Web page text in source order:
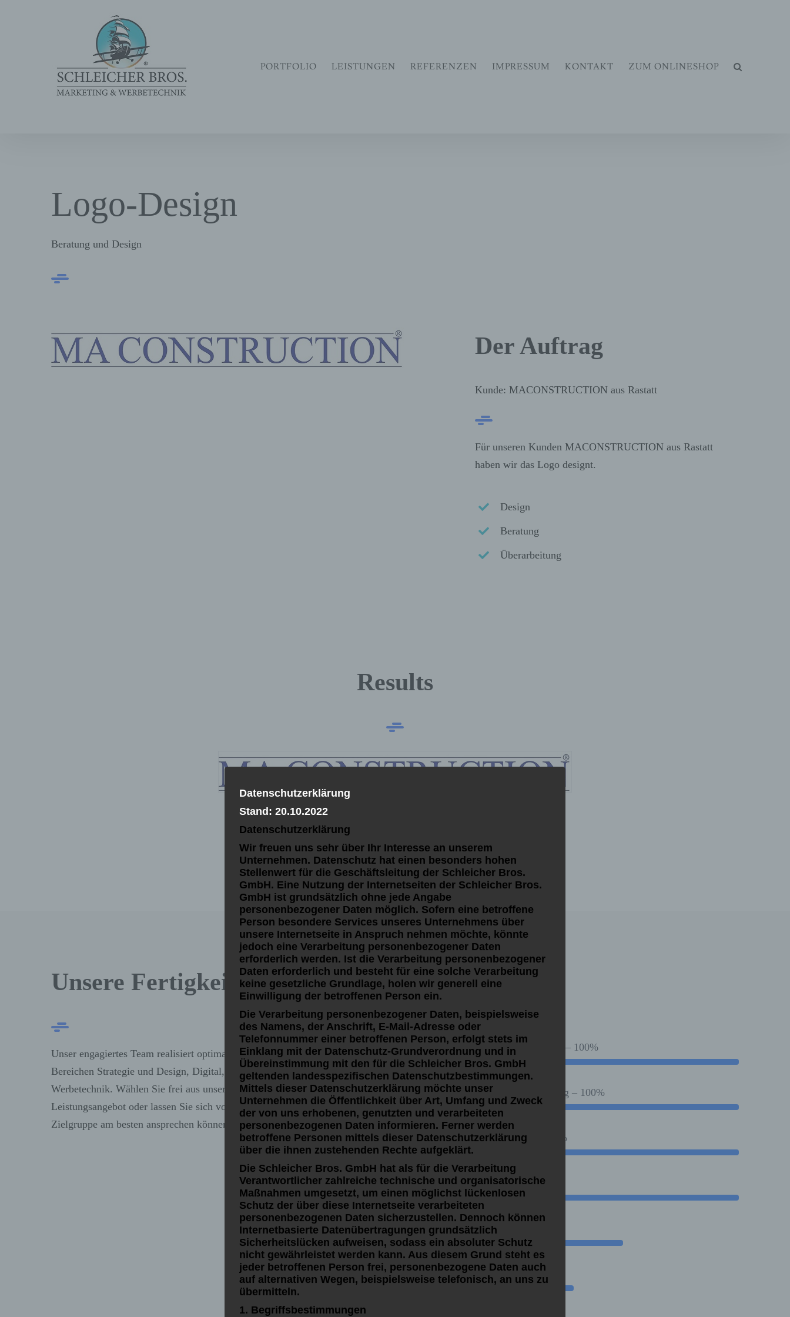
PORTFOLIO LEISTUNGEN REFERENZEN IMPRESSUM KONTAKT ZUM ONLINESHOP
Logo-Design
Beratung und Design
Der Auftrag
Kunde: MACONSTRUCTION aus Rastatt
Für unseren Kunden MACONSTRUCTION aus Rastatt
haben wir das Logo designt.
Design
Beratung
Überarbeitung
Results
Unsere Fertigkeiten
Unser engagiertes Team realisiert optimal zugeschnittene Lösungen in den
Bereichen Strategie und Design, Digital, Print, Multimedia und
Werbetechnik. Wählen Sie frei aus unserem umfangreichen
Leistungsangebot oder lassen Sie sich von uns beraten, wie Sie Ihre
Zielgruppe am besten ansprechen können.
Werbetechnik Fahrzeugbeschriftung – 100%
Werbetechnik Schaufensterbeklebung – 100%
Werbetechnik Beschilderung – 100%
Print – 100%
Strategie & Design – 65%
Webdesign – 50%
Diese Seite verwendet Cookies, um die Nutzerfreundlichkeit zu verbessern. Mit der weiteren Verwendung stimmst du dem zu.
Datenschutzerklärung
Stand: 20.10.2022
Datenschutzerklärung
Wir freuen uns sehr über Ihr Interesse an unserem
Unternehmen. Datenschutz hat einen besonders hohen
Stellenwert für die Geschäftsleitung der Schleicher Bros.
GmbH. Eine Nutzung der Internetseiten der Schleicher Bros.
GmbH ist grundsätzlich ohne jede Angabe
personenbezogener Daten möglich. Sofern eine betroffene
Person besondere Services unseres Unternehmens über
unsere Internetseite in Anspruch nehmen möchte, könnte
jedoch eine Verarbeitung personenbezogener Daten
erforderlich werden. Ist die Verarbeitung personenbezogener
Daten erforderlich und besteht für eine solche Verarbeitung
keine gesetzliche Grundlage, holen wir generell eine
Einwilligung der betroffenen Person ein.
Die Verarbeitung personenbezogener Daten, beispielsweise
des Namens, der Anschrift, E-Mail-Adresse oder
Telefonnummer einer betroffenen Person, erfolgt stets im
Einklang mit der Datenschutz-Grundverordnung und in
Übereinstimmung mit den für die Schleicher Bros. GmbH
geltenden landesspezifischen Datenschutzbestimmungen.
Mittels dieser Datenschutzerklärung möchte unser
Unternehmen die Öffentlichkeit über Art, Umfang und Zweck
der von uns erhobenen, genutzten und verarbeiteten
personenbezogenen Daten informieren. Ferner werden
betroffene Personen mittels dieser Datenschutzerklärung
über die ihnen zustehenden Rechte aufgeklärt.
Die Schleicher Bros. GmbH hat als für die Verarbeitung
Verantwortlicher zahlreiche technische und organisatorische
Maßnahmen umgesetzt, um einen möglichst lückenlosen
Schutz der über diese Internetseite verarbeiteten
personenbezogenen Daten sicherzustellen. Dennoch können
Internetbasierte Datenübertragungen grundsätzlich
Sicherheitslücken aufweisen, sodass ein absoluter Schutz
nicht gewährleistet werden kann. Aus diesem Grund steht es
jeder betroffenen Person frei, personenbezogene Daten auch
auf alternativen Wegen, beispielsweise telefonisch, an uns zu
übermitteln.
1. Begriffsbestimmungen